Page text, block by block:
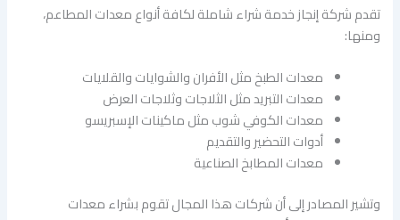
تقدم شركة إنجاز خدمة شراء شاملة لكافة أنواع معدات المطاعم،
ومنها:
معدات الطبخ مثل الأفران والشوايات والقلايات
معدات التبريد مثل الثلاجات وثلاجات العرض
معدات الكوفي شوب مثل ماكينات الإسبريسو
أدوات التحضير والتقديم
معدات المطابخ الصناعية
وتشير المصادر إلى أن شركات هذا المجال تقوم بشراء معدات